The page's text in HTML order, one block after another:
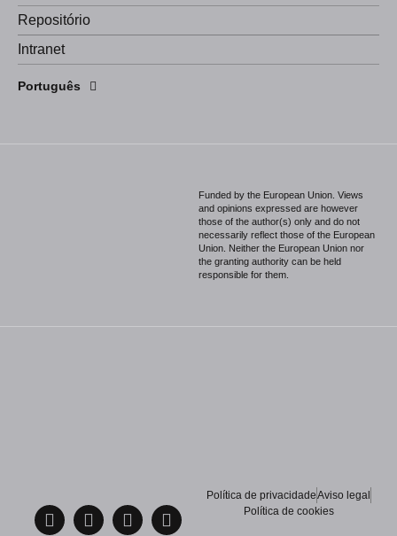
Repositório
Intranet
Português
English
Español
Funded by the European Union. Views
and opinions expressed are however
those of the author(s) only and do not
necessarily reflect those of the European
Union. Neither the European Union nor
the granting authority can be held
responsible for them.
Política de privacidadeAviso legal
Política de cookies